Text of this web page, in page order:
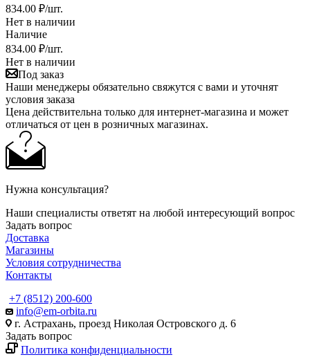
834.00 ₽/шт.
Нет в наличии
Наличие
834.00 ₽/шт.
Нет в наличии
Под заказ
Наши менеджеры обязательно свяжутся с вами и уточнят
условия заказа
Цена действительна только для интернет-магазина и может
отличаться от цен в розничных магазинах.
Нужна консультация?
Наши специалисты ответят на любой интересующий вопрос
Задать вопрос
Доставка
Магазины
Условия сотрудничества
Контакты
+7 (8512) 200-600
info@em-orbita.ru
г. Астрахань, проезд Николая Островского д. 6
Задать вопрос
Политика конфиденциальности